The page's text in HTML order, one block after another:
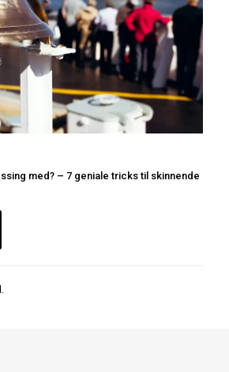
med? – 7 geniale tricks til skinnende